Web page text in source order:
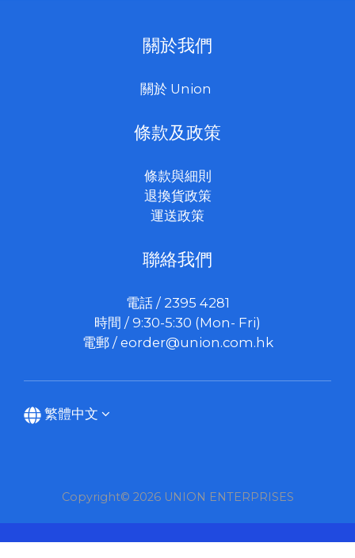
關於我們
關於 Union
條款及政策
條款與細則
退換貨政策
運送政策
聯絡我們
電話 / 2395 4281
時間 / 9:30-5:30 (Mon- Fri)
電郵 / eorder@union.com.hk
繁體中文
Copyright© 2026 UNION ENTERPRISES